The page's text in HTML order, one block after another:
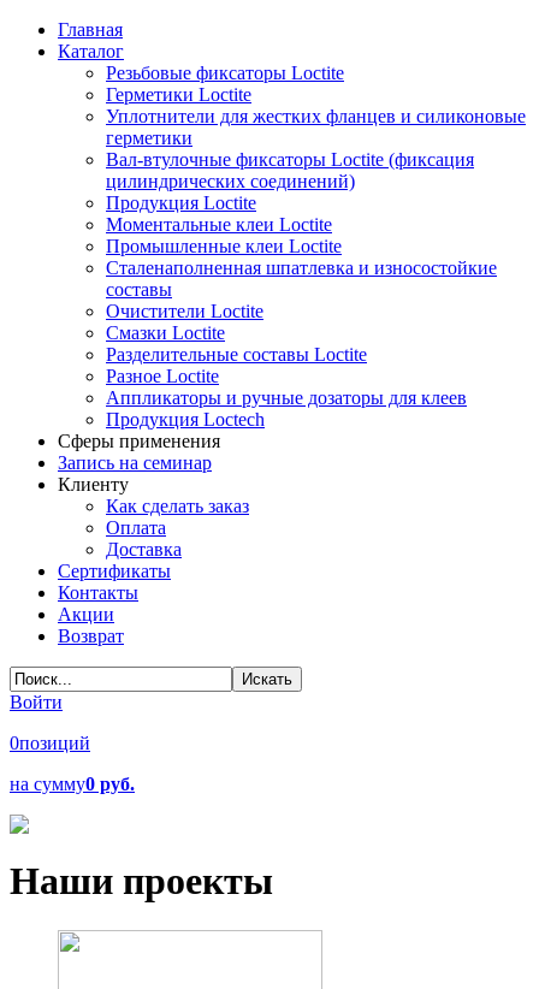
Главная
Каталог
Резьбовые фиксаторы Loctite
Герметики Loctite
Уплотнители для жестких фланцев и силиконовые
герметики
Вал-втулочные фиксаторы Loctite (фиксация
цилиндрических соединений)
Продукция Loctite
Моментальные клеи Loctite
Промышленные клеи Loctite
Сталенаполненная шпатлевка и износостойкие
составы
Очистители Loctite
Смазки Loctite
Разделительные составы Loctite
Разное Loctite
Аппликаторы и ручные дозаторы для клеев
Продукция Loctech
Сферы применения
Запись на семинар
Клиенту
Как сделать заказ
Оплата
Доставка
Сертификаты
Контакты
Акции
Возврат
Войти
0позиций
на сумму0 руб.
Наши проекты